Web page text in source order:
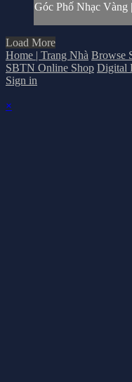
Góc Phố Nhạc Vàng
Load More
Home | Trang Nhà Browse
SBTN Online Shop Digital
Sign in
×